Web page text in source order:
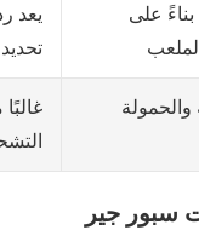
محدد وفقًا لمعايير AGMA بناءً على
يعد
سبور جير